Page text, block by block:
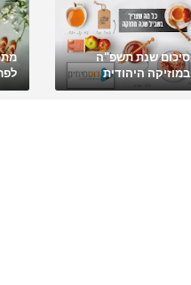
סיכום שנת תשפ"ה
במוזיקה היהודית